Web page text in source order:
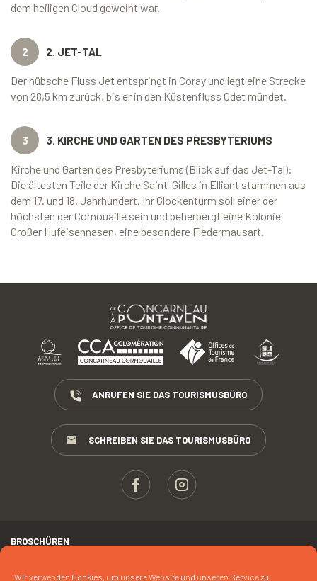
Wir verwenden Cookies, um unsere Website und unseren Service zu
dem heiligen Cloud geweiht war.
2 2. JET-TAL
Der hübsche Fluss Jet entspringt in Coray und legt eine Strecke
von 28,5 km zurück, bis er in den Küstenfluss Odet mündet.
3 3. KIRCHE UND GARTEN DES PRESBYTERIUMS
Kirche und Garten des Presbyteriums (Blick auf das Jet-Tal):
Die ältesten Teile der Kirche Saint-Gilles in Elliant stammen aus
dem 17. und 18. Jahrhundert. Ihr Glockenturm soll einer der
höchsten der Cornouaille sein und beherbergt eine Kolonie
Großer Hufeisennasen, eine besondere Fledermausart.
ANRUFEN SIE DAS TOURISMUSBÜRO
SCHREIBEN SIE DAS TOURISMUSBÜRO
BROSCHÜREN